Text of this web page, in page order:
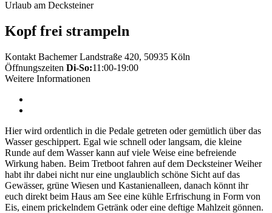
Urlaub am Decksteiner
Kopf frei strampeln
Kontakt Bachemer Landstraße 420, 50935 Köln
Öffnungszeiten Di-So:11:00-19:00
Weitere Informationen
Hier wird ordentlich in die Pedale getreten oder gemütlich über das
Wasser geschippert. Egal wie schnell oder langsam, die kleine
Runde auf dem Wasser kann auf viele Weise eine befreiende
Wirkung haben. Beim Tretboot fahren auf dem Decksteiner Weiher
habt ihr dabei nicht nur eine unglaublich schöne Sicht auf das
Gewässer, grüne Wiesen und Kastanienalleen, danach könnt ihr
euch direkt beim Haus am See eine kühle Erfrischung in Form von
Eis, einem prickelndem Getränk oder eine deftige Mahlzeit gönnen.